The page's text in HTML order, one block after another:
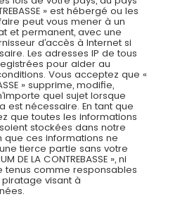
» est hébergé ou les
peut vous mener à un
et permanent, avec une
d’accès à Internet si
Les adresses IP de tous
pour aider au
Vous acceptez que «
» supprime, modifie,
quel sujet lorsque
est nécessaire. En tant que
que toutes les informations
stockées dans notre
que ces informations ne
tierce partie sans votre
DE LA CONTREBASSE », ni
tenus comme responsables
visant à